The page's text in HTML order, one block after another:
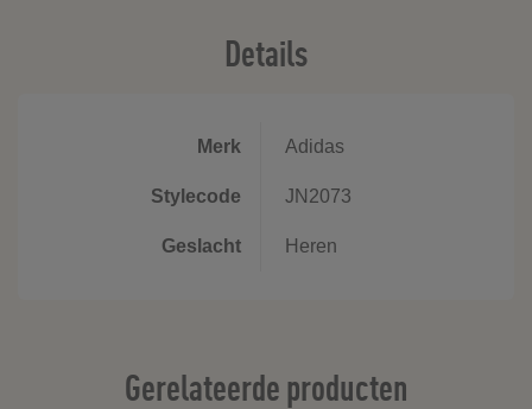
Details
Merk Adidas
Stylecode JN2073
Geslacht Heren
Gerelateerde producten